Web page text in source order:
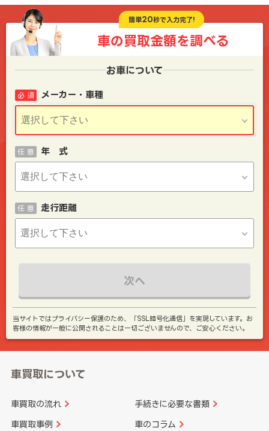
簡単20秒で入力完了!
車の買取金額を調べる
お車について
メーカー・車種
必 須
年 式
任 意
走行距離
任 意
次へ
当サイトではプライバシー保護のため、「SSL暗号化通信」を実現しています。お
客様の情報が一般に公開されることは一切ございませんので、ご安心ください。
車買取について
車買取の流れ 手続きに必要な書類
車買取事例 車のコラム